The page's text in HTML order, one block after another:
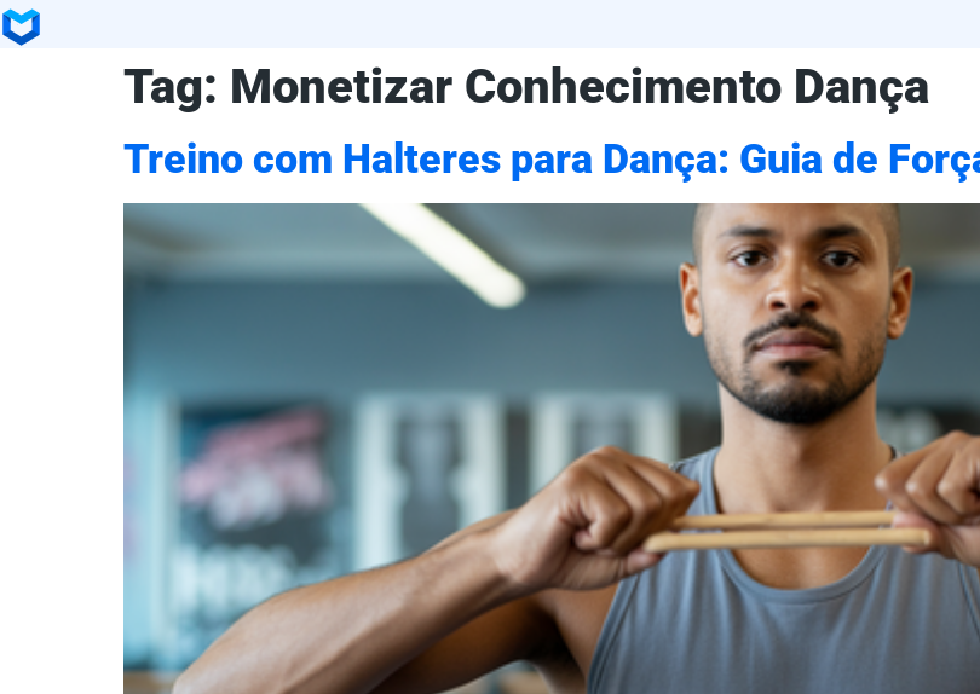
Tag: Monetizar Conhecimento Dança
Treino com Halteres para Dança: Guia de